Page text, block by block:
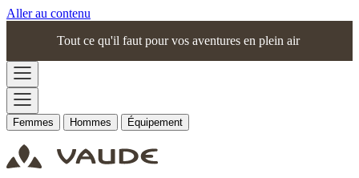
Aller au contenu
Tout ce qu'il faut pour vos aventures en plein air
Femmes Hommes Équipement